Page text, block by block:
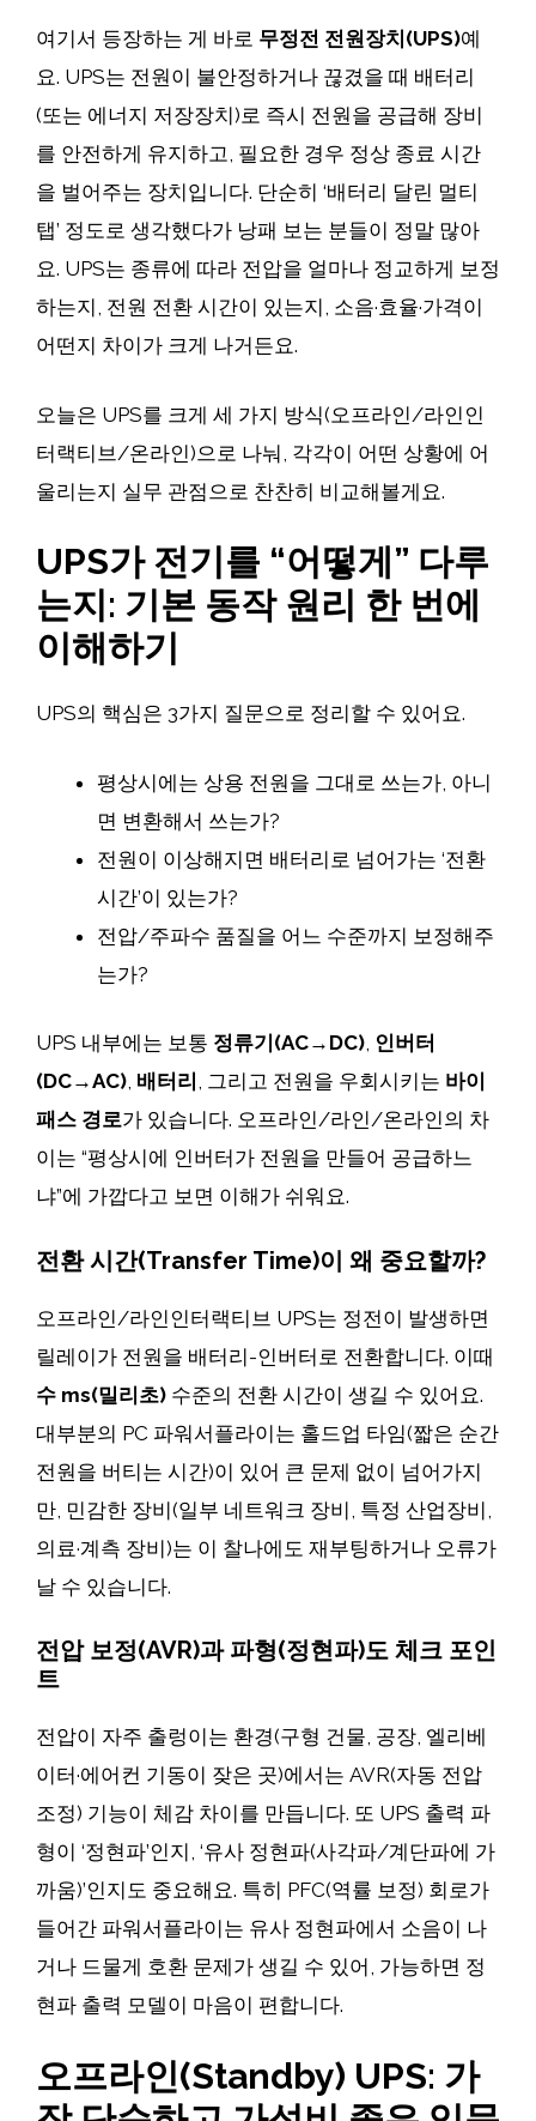
여기서 등장하는 게 바로 무정전 전원장치(UPS)예
요. UPS는 전원이 불안정하거나 끊겼을 때 배터리
(또는 에너지 저장장치)로 즉시 전원을 공급해 장비
를 안전하게 유지하고, 필요한 경우 정상 종료 시간
을 벌어주는 장치입니다. 단순히 ‘배터리 달린 멀티
탭’ 정도로 생각했다가 낭패 보는 분들이 정말 많아
요. UPS는 종류에 따라 전압을 얼마나 정교하게 보정
하는지, 전원 전환 시간이 있는지, 소음·효율·가격이
어떤지 차이가 크게 나거든요.
오늘은 UPS를 크게 세 가지 방식(오프라인/라인인
터랙티브/온라인)으로 나눠, 각각이 어떤 상황에 어
울리는지 실무 관점으로 찬찬히 비교해볼게요.
UPS가 전기를 “어떻게” 다루
는지: 기본 동작 원리 한 번에
이해하기
UPS의 핵심은 3가지 질문으로 정리할 수 있어요.
평상시에는 상용 전원을 그대로 쓰는가, 아니
면 변환해서 쓰는가?
전원이 이상해지면 배터리로 넘어가는 ‘전환
시간’이 있는가?
전압/주파수 품질을 어느 수준까지 보정해주
는가?
UPS 내부에는 보통 정류기(AC→DC), 인버터
(DC→AC), 배터리 , 그리고 전원을 우회시키는 바이
패스 경로가 있습니다. 오프라인/라인/온라인의 차
이는 “평상시에 인버터가 전원을 만들어 공급하느
냐”에 가깝다고 보면 이해가 쉬워요.
전환 시간(Transfer Time)이 왜 중요할까?
오프라인/라인인터랙티브 UPS는 정전이 발생하면
릴레이가 전원을 배터리-인버터로 전환합니다. 이때
수 ms(밀리초) 수준의 전환 시간이 생길 수 있어요.
대부분의 PC 파워서플라이는 홀드업 타임(짧은 순간
전원을 버티는 시간)이 있어 큰 문제 없이 넘어가지
만, 민감한 장비(일부 네트워크 장비, 특정 산업장비,
의료·계측 장비)는 이 찰나에도 재부팅하거나 오류가
날 수 있습니다.
전압 보정(AVR)과 파형(정현파)도 체크 포인
트
전압이 자주 출렁이는 환경(구형 건물, 공장, 엘리베
이터·에어컨 기동이 잦은 곳)에서는 AVR(자동 전압
조정) 기능이 체감 차이를 만듭니다. 또 UPS 출력 파
형이 ‘정현파’인지, ‘유사 정현파(사각파/계단파에 가
까움)’인지도 중요해요. 특히 PFC(역률 보정) 회로가
들어간 파워서플라이는 유사 정현파에서 소음이 나
거나 드물게 호환 문제가 생길 수 있어, 가능하면 정
현파 출력 모델이 마음이 편합니다.
오프라인(Standby) UPS: 가